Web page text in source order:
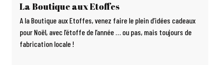
La Boutique aux Etoffes
A la Boutique aux Etoffes, venez faire le plein d’idées cadeaux
pour Noël, avec l’étoffe de l’année … ou pas, mais toujours de
fabrication locale !